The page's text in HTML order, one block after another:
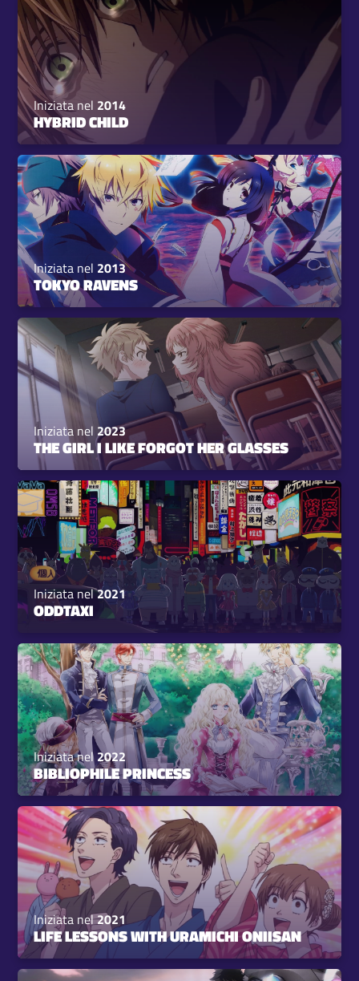
Iniziata nel 2014
HYBRID CHILD
Iniziata nel 2013
TOKYO RAVENS
Iniziata nel 2023
THE GIRL I LIKE FORGOT HER GLASSES
Iniziata nel2021
ODDTAXI
Iniziata nel2022
BIBLIOPHILE PRINCESS
Iniziata nel2021
LIFE LESSONS WITH URAMICHI ONIISAN